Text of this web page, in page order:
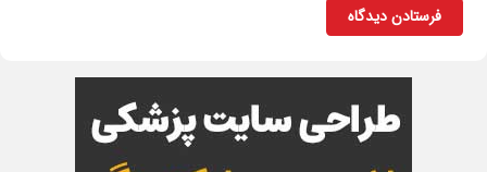
فرستادن دیدگاه